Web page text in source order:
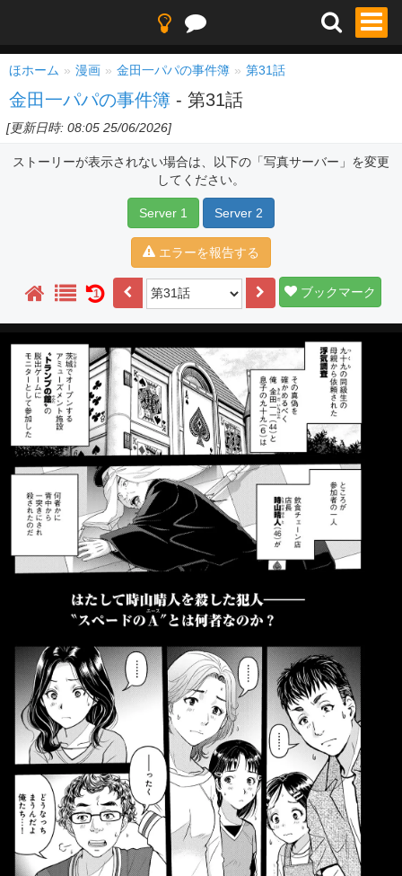
ほホーム 漫画 金田一パパの事件簿 第31話
金田一パパの事件簿 - 第31話
[更新日時: 08:05 25/06/2026]
ストーリーが表示されない場合は、以下の「写真サーバー」を変更
してください。
Server 1 Server 2
エラーを報告する
1 ブックマーク